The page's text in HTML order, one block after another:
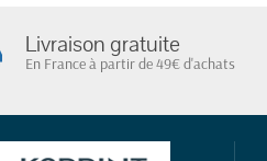
Livraison gratuite
En France à partir de 49€ d'achats